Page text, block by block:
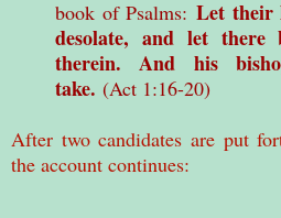
book of Psalms: Let their
desolate, and let
therein. And his
take. (Act 1:16-20)
After two candidates are put
the account continues: